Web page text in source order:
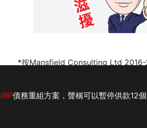
*按Mansfield Consulting Ltd 2016-
債務重組方案，聲稱可以暫停供款12